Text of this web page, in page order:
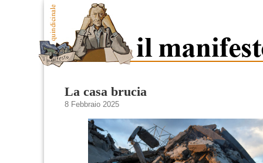
La casa brucia
8 Febbraio 2025